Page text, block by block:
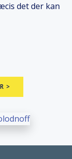
det der kan
>